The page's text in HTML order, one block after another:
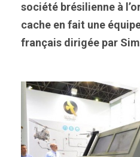
société brésilienne à
cache en fait une
français dirigée par